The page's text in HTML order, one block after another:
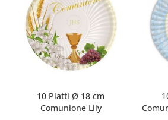
10 Piatti Ø 18 cm
Comunione Lily